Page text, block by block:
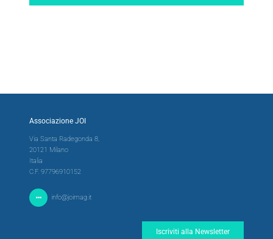
Associazione JOI
Via Santa Radegonda 8,
20121 Milano
Italia
C.F. 97796910152
info@joimag.it
Iscriviti alla Newsletter